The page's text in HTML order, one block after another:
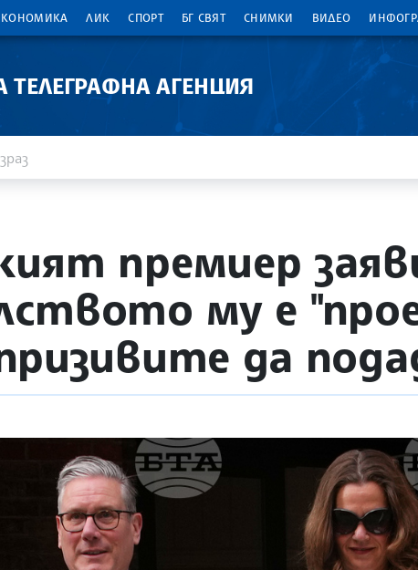
ЛИК СПОРТ БГ СВЯТ СНИМКИ ВИДЕО
ТЕЛЕГРАФНА АГЕНЦИЯ
премиер
му е
да